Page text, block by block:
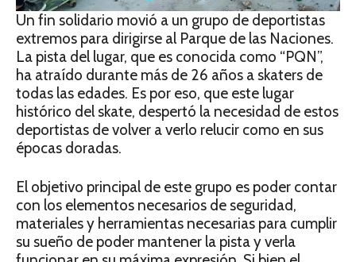
Un fin solidario movió a un grupo de deportistas
extremos para dirigirse al Parque de las Naciones.
La pista del lugar, que es conocida como “PQN”,
ha atraído durante más de 26 años a skaters de
todas las edades. Es por eso, que este lugar
histórico del skate, despertó la necesidad de estos
deportistas de volver a verlo relucir como en sus
épocas doradas.
El objetivo principal de este grupo es poder contar
con los elementos necesarios de seguridad,
materiales y herramientas necesarias para cumplir
su sueño de poder mantener la pista y verla